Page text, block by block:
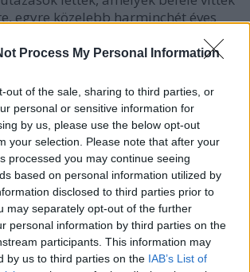
Process My Personal Information
out of the sale, sharing to third parties, or
personal or sensitive information for
by us, please use the below opt-out
your selection. Please note that after your
processed you may continue seeing
based on personal information utilized by
disclosed to third parties prior to
may separately opt-out of the further
personal information by third parties on the
participants. This information may
by us to third parties on the IAB’s List of
egyre közelebb harminchét éves
persze, még mindig elég
mondatok hangzottak el, például,
tanulunk". Cserhalmi meg azt
magányos, számolja a
a falon, ahogy annak idején én is a
Maroslellén.
az elvárásokról, László Zsolt a havas
amely amikor már úgy tűnik,
a hótól, reccsen egyet, a gallyak
nehéz lehullik róla - mint rólunk
akkor, amikor már azt hiszed,
Évát egy házasság végén az